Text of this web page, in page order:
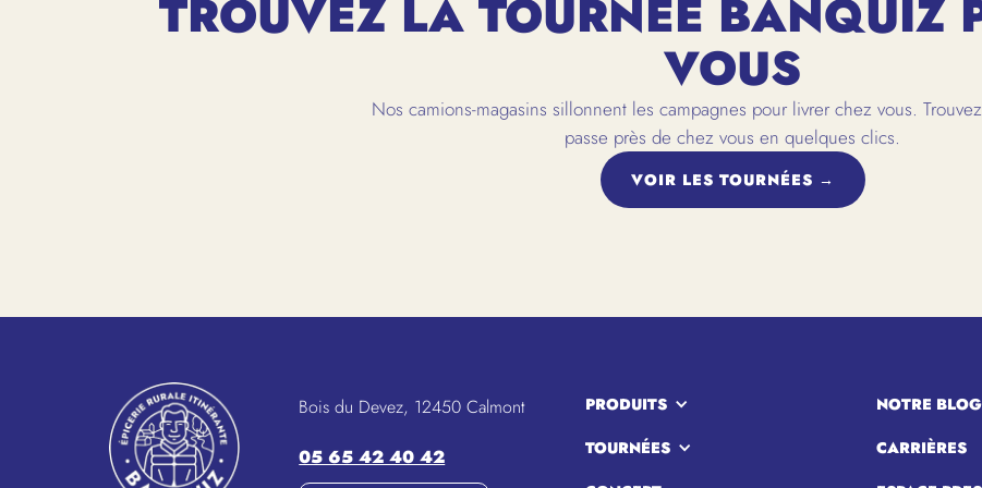
TROUVEZ LA TOURNÉE BANQUIZ
VOUS
Nos camions-magasins sillonnent les campagnes pour livrer chez vous.
passe près de chez vous en quelques clics.
VOIR LES TOURNÉES →
Bois du Devez, 12450 Calmont
05 65 42 40 42
PRODUITS
TOURNÉES
NOTRE BLOG
CARRIÈRES